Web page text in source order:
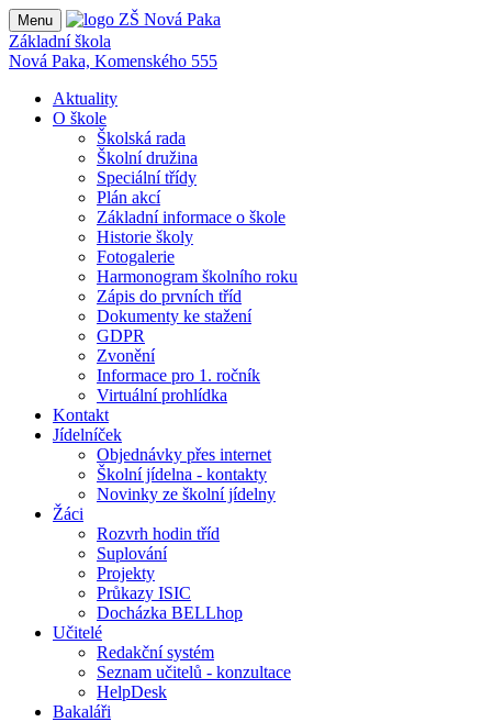
Menu
Základní škola
Nová Paka, Komenského 555
Aktuality
O škole
Školská rada
Školní družina
Speciální třídy
Plán akcí
Základní informace o škole
Historie školy
Fotogalerie
Harmonogram školního roku
Zápis do prvních tříd
Dokumenty ke stažení
GDPR
Zvonění
Informace pro 1. ročník
Virtuální prohlídka
Kontakt
Jídelníček
Objednávky přes internet
Školní jídelna - kontakty
Novinky ze školní jídelny
Žáci
Rozvrh hodin tříd
Suplování
Projekty
Průkazy ISIC
Docházka BELLhop
Učitelé
Redakční systém
Seznam učitelů - konzultace
HelpDesk
Bakaláři